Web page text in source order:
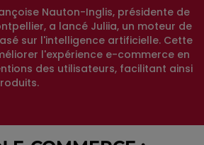
Nauton-Inglis, présidente de
a lancé Juliia, un moteur de
sur l'intelligence artificielle. Cette
l'expérience e-commerce en
des utilisateurs, facilitant ainsi